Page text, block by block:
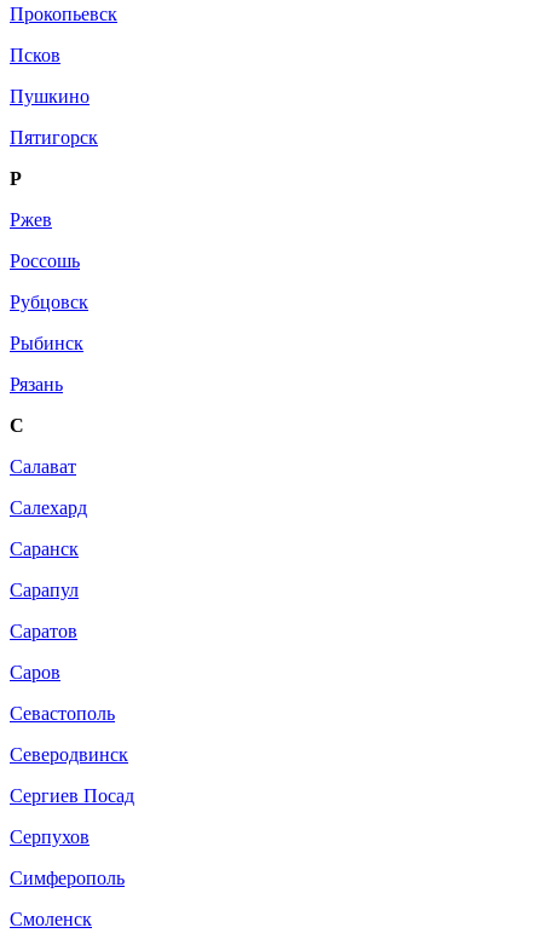
Прокопьевск
Псков
Пушкино
Пятигорск
Р
Ржев
Россошь
Рубцовск
Рыбинск
Рязань
С
Салават
Салехард
Саранск
Сарапул
Саратов
Саров
Севастополь
Северодвинск
Сергиев Посад
Серпухов
Симферополь
Смоленск